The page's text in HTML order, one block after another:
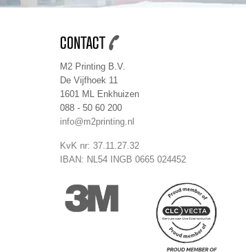
CONTACT
M2 Printing B.V.
De Vijfhoek 11
1601 ML Enkhuizen
088 - 50 60 200
info@m2printing.nl
KvK nr: 37.11.27.32
IBAN: NL54 INGB 0665 024452